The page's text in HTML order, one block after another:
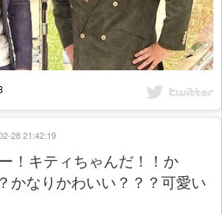
！キティちゃんだ！！か
なりかわいい？？？可愛い
28 21:42:19